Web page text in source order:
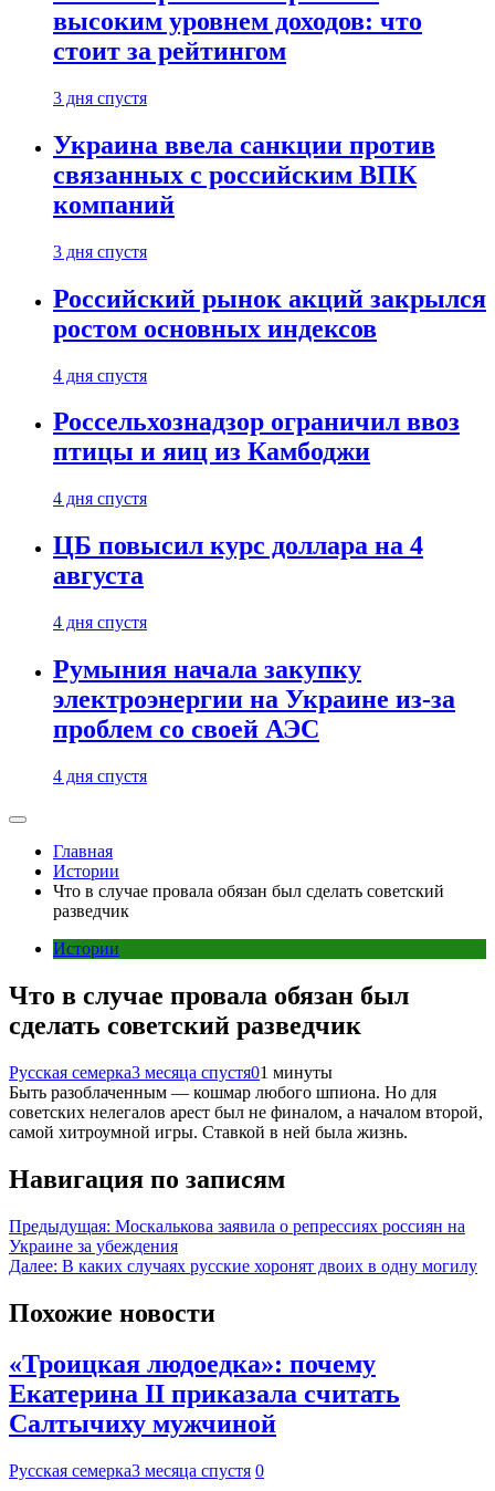
высоким уровнем доходов: что
стоит за рейтингом
3 дня спустя
Украина ввела санкции против
связанных с российским ВПК
компаний
3 дня спустя
Российский рынок акций закрылся
ростом основных индексов
4 дня спустя
Россельхознадзор ограничил ввоз
птицы и яиц из Камбоджи
4 дня спустя
ЦБ повысил курс доллара на 4
августа
4 дня спустя
Румыния начала закупку
электроэнергии на Украине из-за
проблем со своей АЭС
4 дня спустя
Главная
Истории
Что в случае провала обязан был сделать советский
разведчик
Истории
Что в случае провала обязан был
сделать советский разведчик
Русская семерка3 месяца спустя01 минуты
Быть разоблаченным — кошмар любого шпиона. Но для
советских нелегалов арест был не финалом, а началом второй,
самой хитроумной игры. Ставкой в ней была жизнь.
Навигация по записям
Предыдущая: Москалькова заявила о репрессиях россиян на
Украине за убеждения
Далее: В каких случаях русские хоронят двоих в одну могилу
Похожие новости
«Троицкая людоедка»: почему
Екатерина II приказала считать
Салтычиху мужчиной
Русская семерка3 месяца спустя 0